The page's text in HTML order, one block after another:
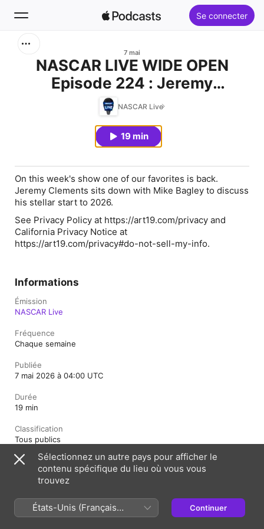
Se connecter
Accueil
7 mai
NASCAR LIVE WIDE OPEN
Episode 224 : Jeremy
Clements, Watkins Glen
Preview
NASCAR Live
19 min
On this week's show one of our favorites is back.
Jeremy Clements sits down with Mike Bagley to discuss
his stellar start to 2026.
See Privacy Policy at https://art19.com/privacy and
California Privacy Notice at
https://art19.com/privacy#do-not-sell-my-info.
Informations
Émission
NASCAR Live
Fréquence
Chaque semaine
Publiée
7 mai 2026 à 04:00 UTC
Durée
19 min
Classification
Tous publics
France (Français)
Copyright © 2026 Apple Inc. Tous droits réservés.
Conditions générales des services Internet
Sélectionnez un autre pays pour afficher le
contenu spécifique du lieu où vous vous
trouvez
États-Unis (Français
France)
Continuer